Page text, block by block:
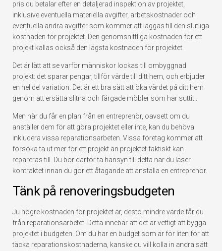
pris du betalar efter en detaljerad inspektion av projektet,
inklusive eventuella materiella avgifter, arbetskostnader och
eventuella andra avgifter som kommer att läggas till den slutliga
kostnaden för projektet. Den genomsnittliga kostnaden för ett
projekt kallas också den lägsta kostnaden för projektet.
Det är lätt att se varför människor lockas till ombyggnad
projekt: det sparar pengar, tillför värde till ditt hem, och erbjuder
en hel del variation. Det är ett bra sätt att öka värdet på ditt hem
genom att ersätta slitna och färgade möbler som har suttit .
Men när du får en plan från en entreprenör, oavsett om du
anställer dem för att göra projektet eller inte, kan du behöva
inkludera vissa reparationsarbeten. Vissa företag kommer att
försöka ta ut mer för ett projekt än projektet faktiskt kan
repareras till. Du bör därför ta hänsyn till detta när du läser
kontraktet innan du gör ett åtagande att anställa en entreprenör.
Tänk på renoveringsbudgeten
Ju högre kostnaden för projektet är, desto mindre värde får du
från reparationsarbetet. Detta innebär att det är vettigt att bygga
projektet i budgeten. Om du har en budget som är för liten för att
täcka reparationskostnaderna, kanske du vill kolla in andra sätt